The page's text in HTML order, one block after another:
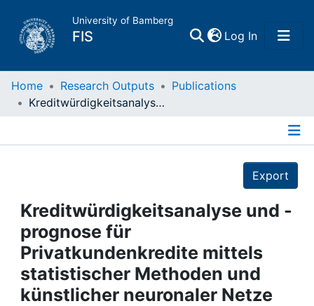
University of Bamberg
FIS Log In(current)
Home
Projects
People
Institutions
Home Research Outputs
Publications
Kreditwürdigkeitsanalyse und -prognose für Privatkundenkredite mittels statistischer Methoden und künstlicher neuronaler Netze
Export
Kreditwürdigkeitsanalyse und -
prognose für
Privatkundenkredite mittels
statistischer Methoden und
künstlicher neuronaler Netze